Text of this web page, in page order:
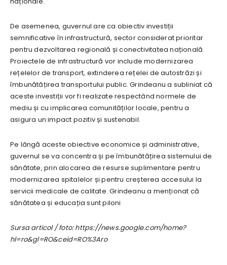
De asemenea, guvernul are ca obiectiv investiții
semnificative în infrastructură, sector considerat prioritar
pentru dezvoltarea regională și conectivitatea națională.
Proiectele de infrastructură vor include modernizarea
rețelelor de transport, extinderea rețelei de autostrăzi și
îmbunătățirea transportului public. Grindeanu a subliniat că
aceste investiții vor fi realizate respectând normele de
mediu și cu implicarea comunităților locale, pentru a
asigura un impact pozitiv și sustenabil.
Pe lângă aceste obiective economice și administrative,
guvernul se va concentra și pe îmbunătățirea sistemului de
sănătate, prin alocarea de resurse suplimentare pentru
modernizarea spitalelor și pentru creșterea accesului la
servicii medicale de calitate. Grindeanu a menționat că
sănătatea și educația sunt piloni
Sursa articol / foto: https://news.google.com/home?
hl=ro&gl=RO&ceid=RO%3Aro